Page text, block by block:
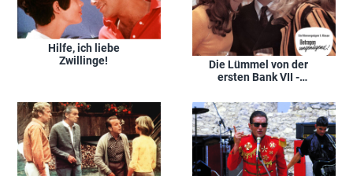
Hilfe, ich liebe
Zwillinge!
Die Lümmel von der
ersten Bank VII -